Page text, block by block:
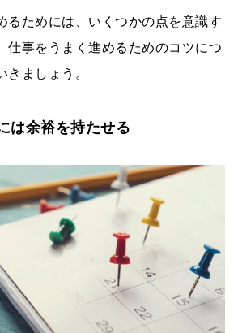
るためには、いくつかの点を意識す
仕事をうまく進めるためのコツにつ
ましょう。
は余裕を持たせる